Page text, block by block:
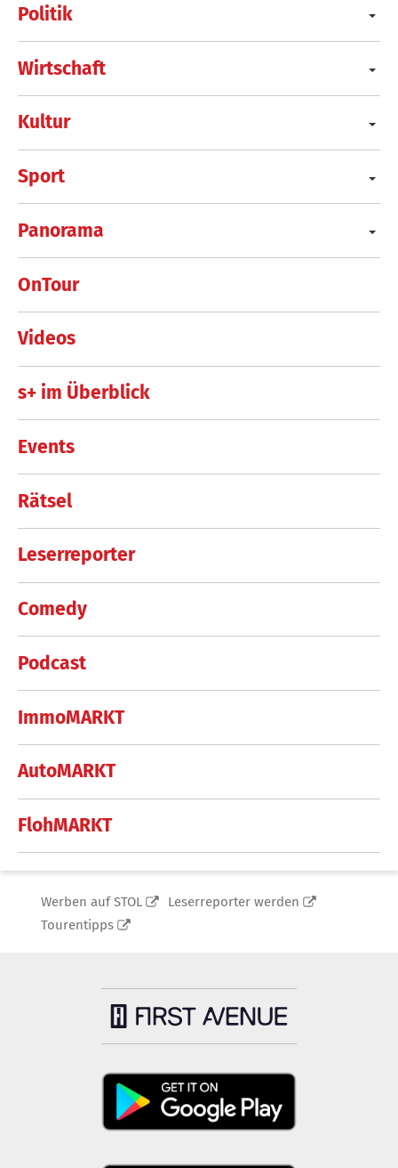
Politik
Wirtschaft
Kultur
Sport
Panorama
OnTour
Videos
s+ im Überblick
Events
Rätsel
Leserreporter
Comedy
Podcast
ImmoMARKT
AutoMARKT
FlohMARKT
Werben auf STOL
Leserreporter werden
Tourentipps